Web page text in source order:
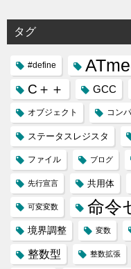
タグ
#define
C＋＋ GCC
オブジェクト コン
ステータスレジスタ
ファイル ブログ
先行宣言 共用体
可変変数 命令
境界調整 変数
整数型 整数拡張